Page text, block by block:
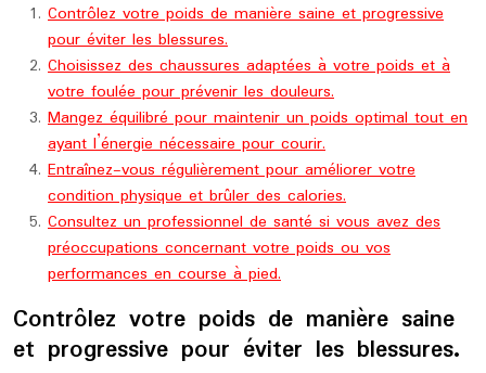
Contrôlez votre poids de manière saine et progressive
pour éviter les blessures.
Choisissez des chaussures adaptées à votre poids et à
votre foulée pour prévenir les douleurs.
Mangez équilibré pour maintenir un poids optimal tout en
ayant l’énergie nécessaire pour courir.
Entraînez-vous régulièrement pour améliorer votre
condition physique et brûler des calories.
Consultez un professionnel de santé si vous avez des
préoccupations concernant votre poids ou vos
performances en course à pied.
Contrôlez votre poids de manière saine
et progressive pour éviter les blessures.